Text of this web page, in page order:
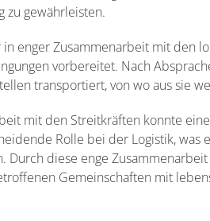
zu gewährleisten.
enger Zusammenarbeit mit den
vorbereitet. Nach
transportiert, von wo aus sie
mit den Streitkräften konnte
Rolle bei der Logistik, was
Durch diese enge
Gemeinschaften mit